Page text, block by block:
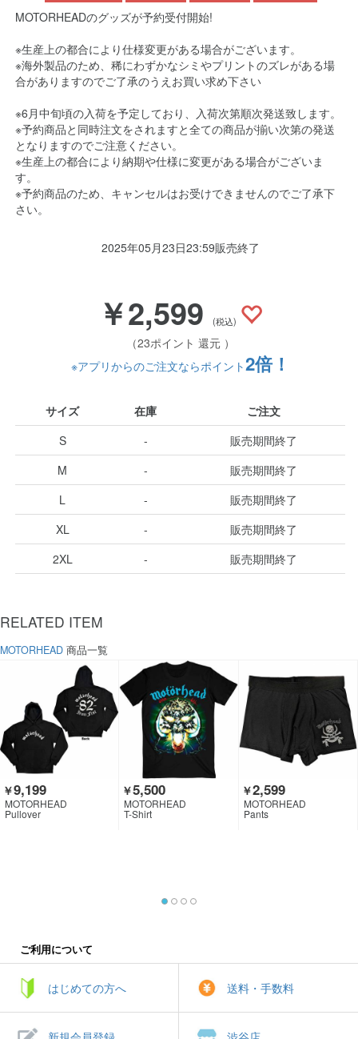
MOTORHEADのグッズが予約受付開始!
※生産上の都合により仕様変更がある場合がございます。
※海外製品のため、稀にわずかなシミやプリントのズレがある場
合がありますのでご了承のうえお買い求め下さい
※6月中旬頃の入荷を予定しており、入荷次第順次発送致します。
※予約商品と同時注文をされますと全ての商品が揃い次第の発送
となりますのでご注意ください。
※生産上の都合により納期や仕様に変更がある場合がございま
す。
※予約商品のため、キャンセルはお受けできませんのでご了承下
さい。
2025年05月23日23:59販売終了
￥2,599 (税込)
（23ポイント 還元 ）
※アプリからのご注文ならポイント2倍！
サイズ 在庫
ご注文
S
-
販売期間終了
M
-
販売期間終了
L
-
販売期間終了
XL
-
販売期間終了
2XL
- 販売期間終了
RELATED ITEM
MOTORHEAD 商品一覧
￥9,199
MOTORHEAD
Pullover
￥5,500
MOTORHEAD
T-Shirt
￥2,599
MOTORHEAD
Pants
ご利用について
はじめての方へ 送料・手数料